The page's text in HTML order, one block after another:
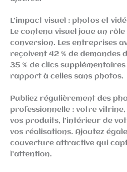
L’impact visuel : photos et
Le contenu visuel joue un
conversion. Les entreprises
reçoivent 42 % de demandes
35 % de clics
rapport à celles sans photos.
Publiez régulièrement des
professionnelle : votre
vos produits, l’intérieur de
vos réalisations. Ajoutez
couverture attractive qui
l’attention.